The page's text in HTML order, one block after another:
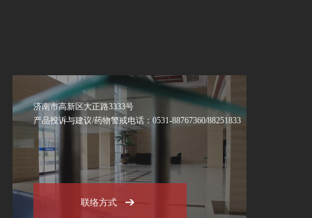
济南市高新区大正路3333号
产品投诉与建议/药物警戒电话：0531-88767360/88251833
联络方式